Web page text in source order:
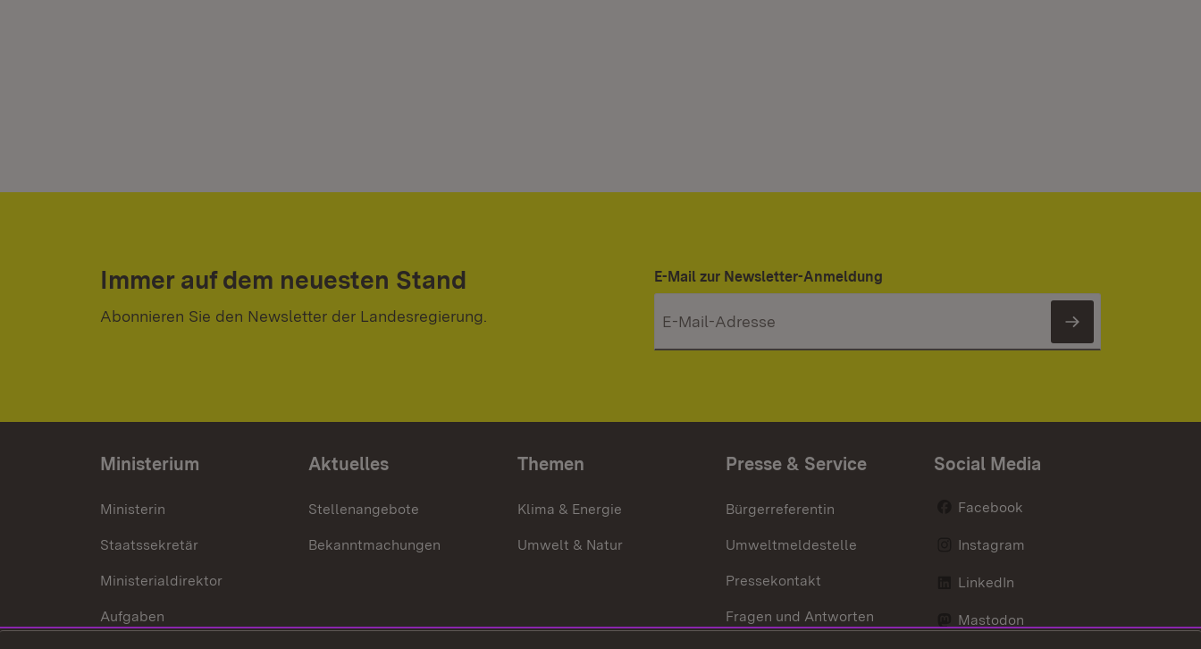
Immer auf dem neuesten Stand
Abonnieren Sie den Newsletter der Landesregierung.
E-Mail zur Newsletter-Anmeldung
Newsletter
Ministerium
Ministerin
Staatssekretär
Ministerialdirektor
Aufgaben
Aktuelles
Stellenangebote
Bekanntmachungen
Themen
Klima & Energie
Umwelt & Natur
Presse & Service
Bürgerreferentin
Umweltmeldestelle
Pressekontakt
Fragen und Antworten
Social Media
Facebook
Instagram
LinkedIn
Mastodon